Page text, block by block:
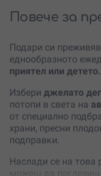
Повече за
Подари си
еднообразното
приятел или детето.
Избери джелато
потопи в света на
от специално
храни, пресни
подправки.
Наслади се на това